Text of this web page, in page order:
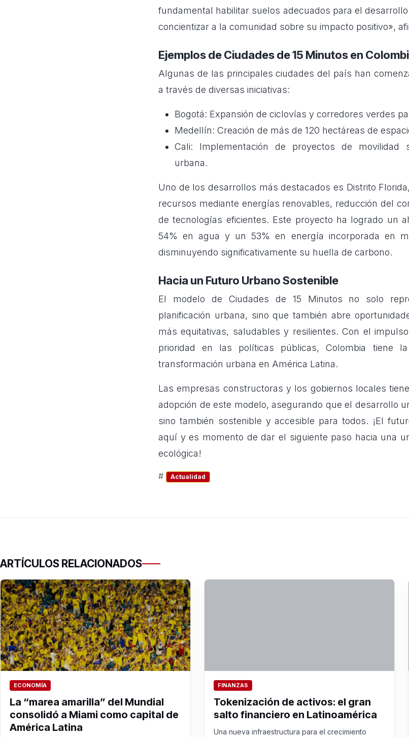
fundamental habilitar suelos adecuados para el
concientizar a la comunidad sobre su impacto positivo»,
Ejemplos de Ciudades de 15 Minutos en
Algunas de las principales ciudades del país han
a través de diversas iniciativas:
Bogotá: Expansión de ciclovías y corredores verdes
Medellín: Creación de más de 120 hectáreas de
Cali: Implementación de proyectos de movilidad
urbana.
Uno de los desarrollos más destacados es Distrito
recursos mediante energías renovables, reducción del
de tecnologías eficientes. Este proyecto ha logrado un
54% en agua y un 53% en energía incorporada en
disminuyendo significativamente su huella de carbono.
Hacia un Futuro Urbano Sostenible
El modelo de Ciudades de 15 Minutos no solo
planificación urbana, sino que también abre
más equitativas, saludables y resilientes. Con el
prioridad en las políticas públicas, Colombia tiene
transformación urbana en América Latina.
Las empresas constructoras y los gobiernos locales
adopción de este modelo, asegurando que el desarrollo
sino también sostenible y accesible para todos. ¡El
aquí y es momento de dar el siguiente paso hacia una
ecológica!
# Actualidad
ARTÍCULOS RELACIONADOS
ECONOMÍA
La “marea amarilla” del Mundial
consolidó a Miami como capital de
América Latina
FINANZAS
Tokenización de activos: el gran
salto financiero en Latinoamérica
Una nueva infraestructura para el crecimiento